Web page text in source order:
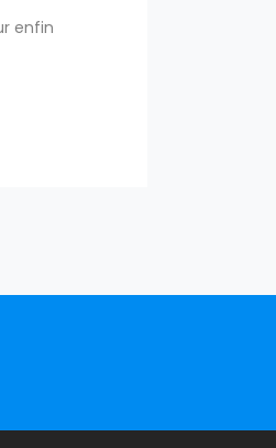
enfin